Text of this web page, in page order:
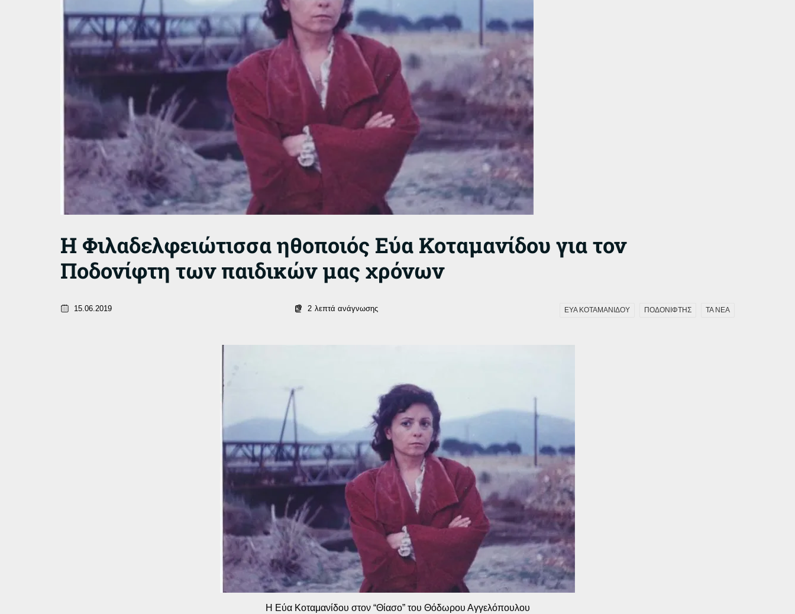
Η Φιλαδελφειώτισσα ηθοποιός Εύα Κοταμανίδου για τον
Ποδονίφτη των παιδικών μας χρόνων
15.06.2019 2 λεπτά ανάγνωσης ΕΥΑ ΚΟΤΑΜΑΝΙΔΟΥ ΠΟΔΟΝΙΦΤΗΣ ΤΑ ΝΕΑ
Η Εύα Κοταμανίδου στον “Θίασο” του Θόδωρου Αγγελόπουλου